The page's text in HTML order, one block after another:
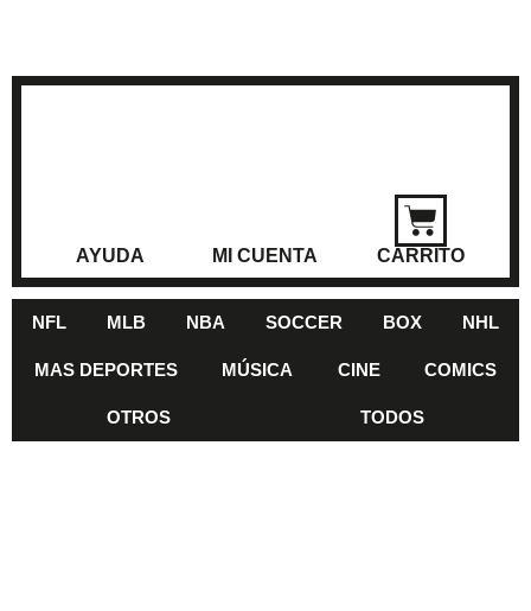
AYUDA MI CUENTA CARRITO
NFL MLB NBA SOCCER BOX NHL
MAS DEPORTES MÚSICA CINE COMICS
OTROS TODOS